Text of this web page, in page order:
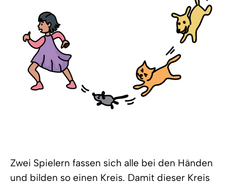
Zwei Spielern fassen sich alle bei den Händen
und bilden so einen Kreis. Damit dieser Kreis